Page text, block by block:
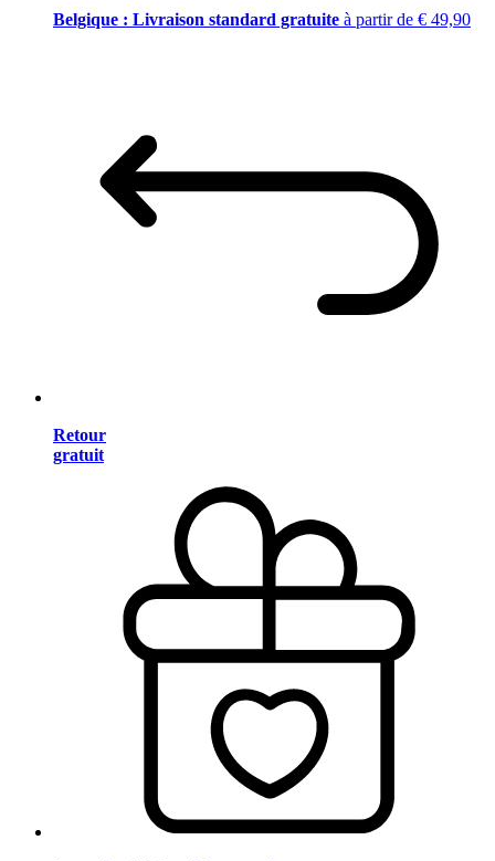
Belgique : Livraison standard gratuite à partir de € 49,90
Retour
gratuit